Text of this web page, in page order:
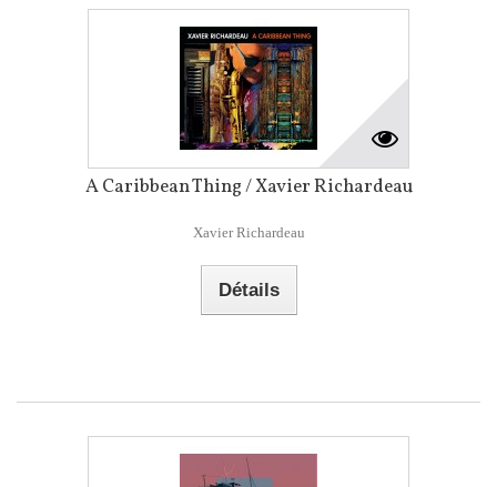
A Caribbean Thing / Xavier Richardeau
Xavier Richardeau
Détails